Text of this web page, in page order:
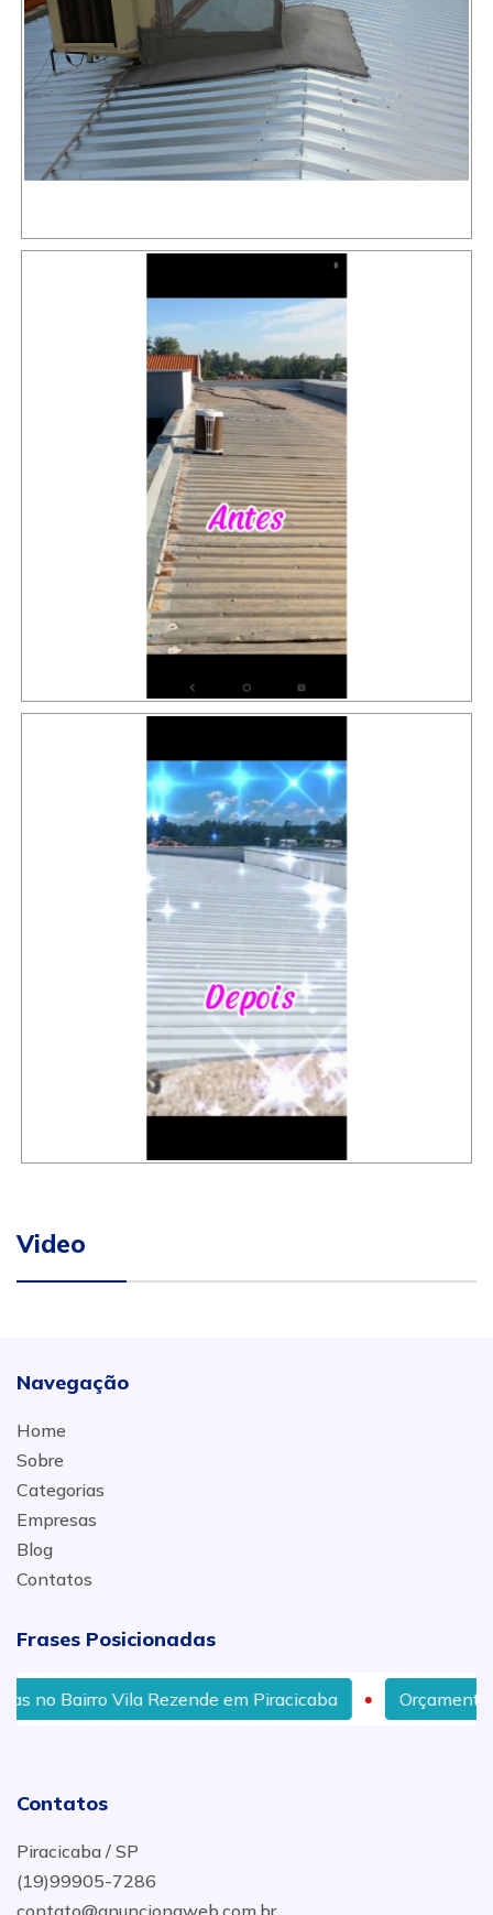
Video
Navegação
Home
Sobre
Categorias
Empresas
Blog
Contatos
Frases Posicionadas
Vila Rezende em Piracicaba Orçamento Troca
Contatos
Piracicaba / SP
(19)99905-7286